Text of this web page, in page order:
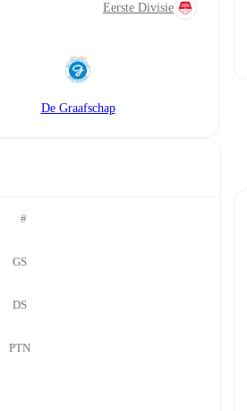
Eerste Divisie
De Graafschap
#
GS
DS
PTN